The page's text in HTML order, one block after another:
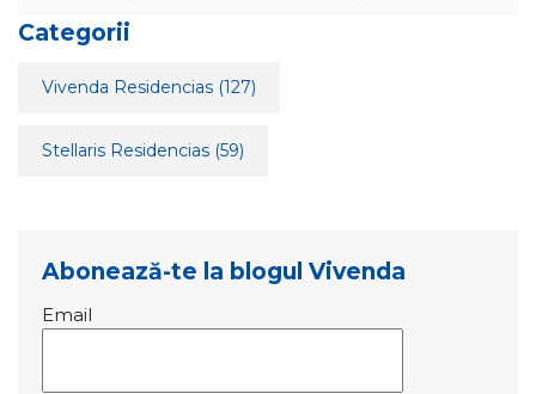
Categorii
Vivenda Residencias (127)
Stellaris Residencias (59)
Abonează-te la blogul Vivenda
Email